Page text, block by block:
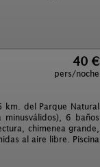
40 €
pers/noche
km. del Parque Natural
6 baños
chimenea grande,
al aire libre. Piscina